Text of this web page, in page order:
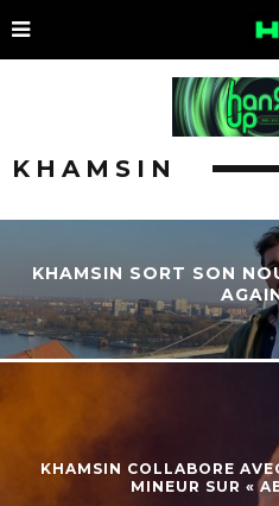
KHAMSIN
KHAMSIN SORT SON
KHAMSIN COLLABORE
MINEUR SUR «